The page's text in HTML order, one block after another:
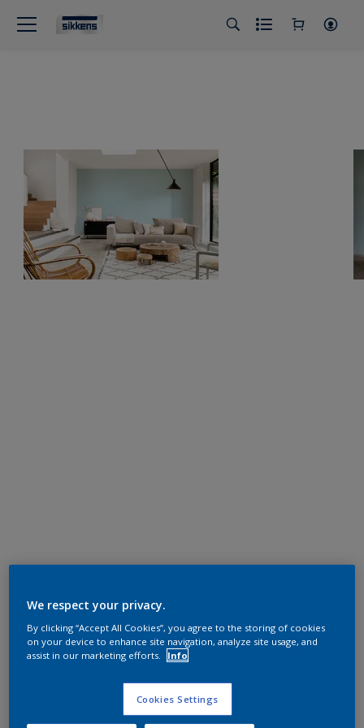
We respect your privacy.
By clicking “Accept All Cookies”, you agree to the storing of cookies
on your device to enhance site navigation, analyze site usage, and
assist in our marketing efforts.
Info
Cookies Settings